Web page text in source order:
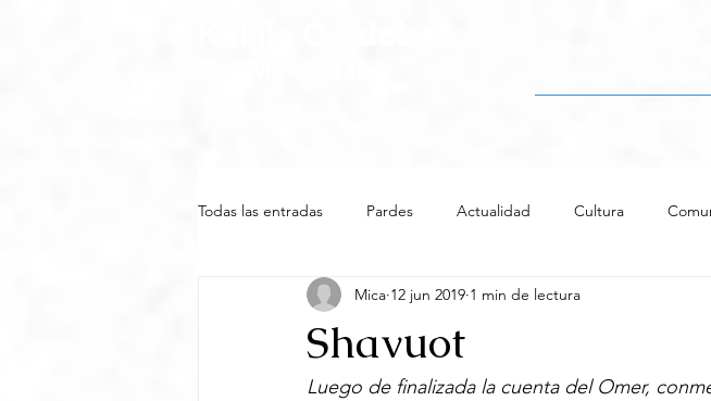
Todas las entradas Pardes Actualidad Cultura
Shavuot
Mica 12 jun 2019 1 min de lectura
Luego de finalizada la cuenta del Omer,